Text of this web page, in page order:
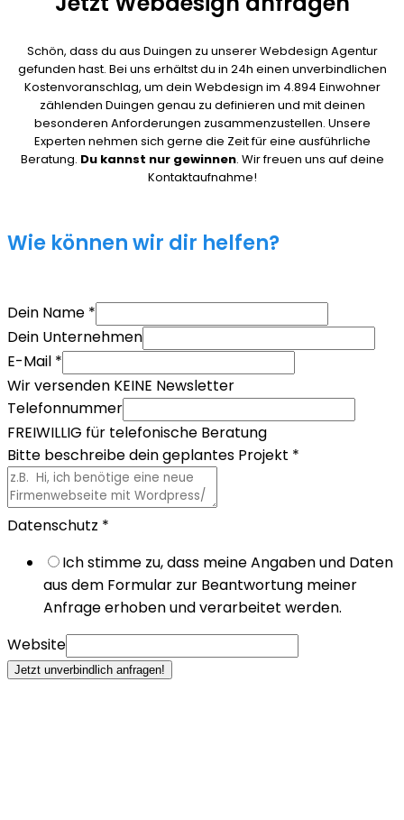
Schön, dass du aus Duingen zu unserer Webdesign Agentur
gefunden hast. Bei uns erhältst du in 24h einen unverbindlichen
Kostenvoranschlag, um dein Webdesign im 4.894 Einwohner
zählenden Duingen genau zu definieren und mit deinen
besonderen Anforderungen zusammenzustellen. Unsere
Experten nehmen sich gerne die Zeit für eine ausführliche
Beratung. Du kannst nur gewinnen. Wir freuen uns auf deine
Kontaktaufnahme!
Wie können wir dir helfen?
Dein Name *
Dein Unternehmen
E-Mail *
Wir versenden KEINE Newsletter
Telefonnummer
FREIWILLIG für telefonische Beratung
Bitte beschreibe dein geplantes Projekt *
Datenschutz *
Ich stimme zu, dass meine Angaben und Daten
aus dem Formular zur Beantwortung meiner
Anfrage erhoben und verarbeitet werden.
Website
Jetzt unverbindlich anfragen!